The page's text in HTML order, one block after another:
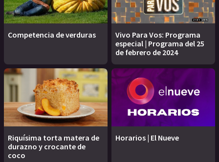
Competencia de verduras
Vivo Para Vos: Programa
especial | Programa del 25
de febrero de 2024
Riquísima torta matera de
durazno y crocante de
coco
Horarios | El Nueve